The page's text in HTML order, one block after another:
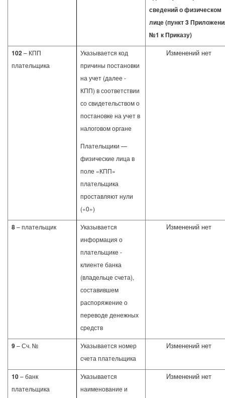
сведений о физическом
лице (пункт 3
№1 к Приказу)
102– КПП
плательщика
Указывается код
причины постановки
на учет (далее -
КПП) в соответствии
со свидетельством о
постановке на учет в
налоговом органе
Плательщики —
физические лица в
поле «КПП»
плательщика
проставляют нули
(«0»)
Изменений нет
8– плательщик
Указывается
информация о
плательщике -
клиенте банка
(владельце счета),
составившем
распоряжение о
переводе денежных
средств
Изменений нет
9– Сч. №
Указывается номер
счета плательщика
Изменений нет
10– банк
плательщика
Указывается
наименование и
Изменений нет